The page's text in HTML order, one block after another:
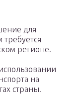
для
регионе.
на
страны.